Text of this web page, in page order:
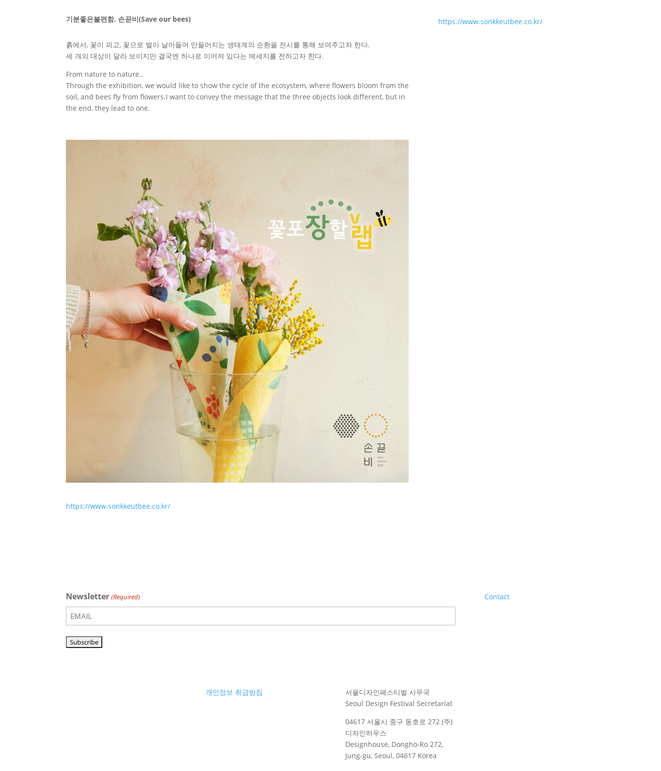
기분좋은불편함. 손끋비(Save our bees)
흙에서, 꽃이 피고, 꽃으로 벌이 날아들어 만들어지는 생태계의 순환을 전시를 통해 보여주고자 한다.
세 개의 대상이 달라 보이지만 결국엔 하나로 이어져 있다는 메세지를 전하고자 한다.
From nature to nature..
Through the exhibition, we would like to show the cycle of the ecosystem, where flowers bloom from the
soil, and bees fly from flowers.I want to convey the message that the three objects look different, but in
the end, they lead to one.
https://www.sonkkeutbee.co.kr/
https://www.sonkkeutbee.co.kr/
Newsletter (Required) Contact
개인정보 취급방침
서울디자인페스티벌 사무국
Seoul Design Festival Secretariat
04617 서울시 중구 동호로 272 (주)
디자인하우스
Designhouse, Dongho-Ro 272,
Jung-gu, Seoul, 04617 Korea